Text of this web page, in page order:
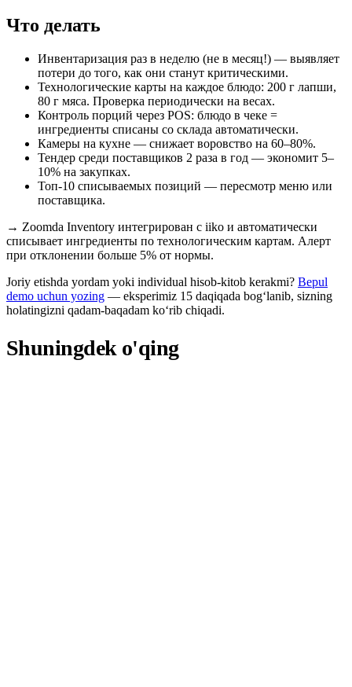
Что делать
Инвентаризация раз в неделю (не в месяц!) — выявляет
потери до того, как они станут критическими.
Технологические карты на каждое блюдо: 200 г лапши,
80 г мяса. Проверка периодически на весах.
Контроль порций через POS: блюдо в чеке =
ингредиенты списаны со склада автоматически.
Камеры на кухне — снижает воровство на 60–80%.
Тендер среди поставщиков 2 раза в год — экономит 5–
10% на закупках.
Топ-10 списываемых позиций — пересмотр меню или
поставщика.
→ Zoomda Inventory интегрирован с iiko и автоматически
списывает ингредиенты по технологическим картам. Алерт
при отклонении больше 5% от нормы.
Joriy etishda yordam yoki individual hisob-kitob kerakmi? Bepul
demo uchun yozing — eksperimiz 15 daqiqada bog‘lanib, sizning
holatingizni qadam-baqadam ko‘rib chiqadi.
Shuningdek o'qing